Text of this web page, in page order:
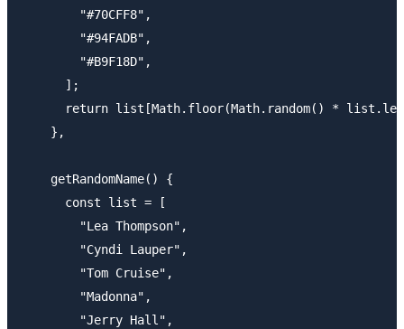
        "#70CFF8",
        "#94FADB",
        "#B9F18D",
      ];
return list[Math.floor(Math.random() *
    },
    getRandomName() {
      const list = [
        "Lea Thompson",
        "Cyndi Lauper",
        "Tom Cruise",
        "Madonna",
        "Jerry Hall",